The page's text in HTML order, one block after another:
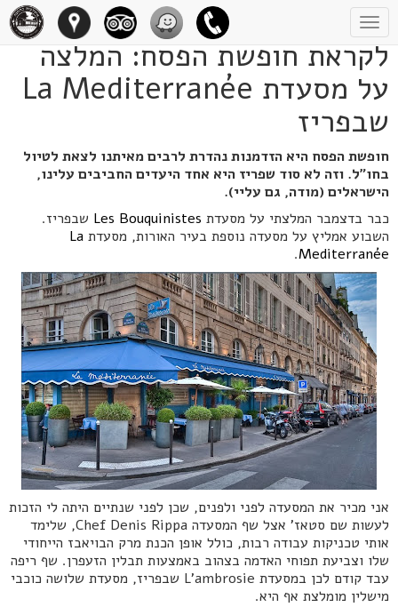
Toggle
navigation
לקראת חופשת הפסח: המלצה
על מסעדת La Mediterranée
שבפריז
חופשת הפסח היא הזדמנות נהדרת לרבים מאיתנו לצאת לטיול
בחו"ל. וזה לא סוד שפריז היא אחד היעדים החביבים עלינו,
הישראלים (מודה, גם עליי).
כבר בדצמבר המלצתי על מסעדת Les Bouquinistes שבפריז.
השבוע אמליץ על מסעדה נוספת בעיר האורות, מסעדת La
Mediterranée
.
אני מכיר את המסעדה לפני ולפנים, שכן לפני שנתיים היתה לי הזכות
לעשות שם סטאז' אצל שף המסעדה Chef Denis Rippa, שלימד
אותי טכניקות עבודה רבות, כולל אופן הכנת מרק הבויאבז הייחודי
שלו וצביעת תפוחי האדמה בצהוב באמצעות תבלין הזעפרן. שף ריפה
עבד קודם לכן במסעדת L'ambrosie שבפריז, מסעדת שלושה כוכבי
מישלין מומלצת אף היא.